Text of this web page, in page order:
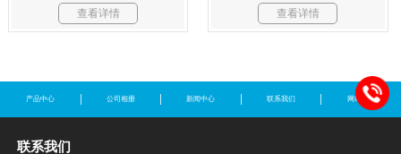
查看详情 查看详情
产品中心 公司相册 新闻中心 联系我们 网站地图
联系我们